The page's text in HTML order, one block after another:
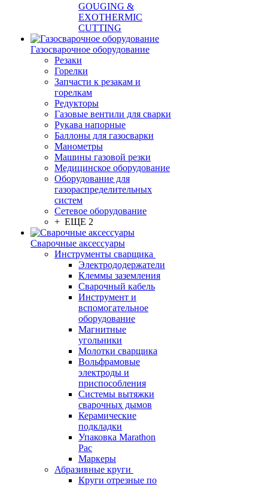
GOUGING &
EXOTHERMIC
CUTTING
Газосварочное оборудование
Резаки
Горелки
Запчасти к резакам и
горелкам
Редукторы
Газовые вентили для сварки
Рукава напорные
Баллоны для газосварки
Манометры
Машины газовой резки
Медицинское оборудование
Оборудование для
газораспределительных
систем
Сетевое оборудование
+ ЕЩЕ 2
Сварочные аксессуары
Инструменты сварщика
Электрододержатели
Клеммы заземления
Сварочный кабель
Инструмент и
вспомогательное
оборудование
Магнитные
угольники
Молотки сварщика
Вольфрамовые
электроды и
приспособления
Системы вытяжки
сварочных дымов
Керамические
подкладки
Упаковка Marathon
Pac
Маркеры
Абразивные круги
Круги отрезные по